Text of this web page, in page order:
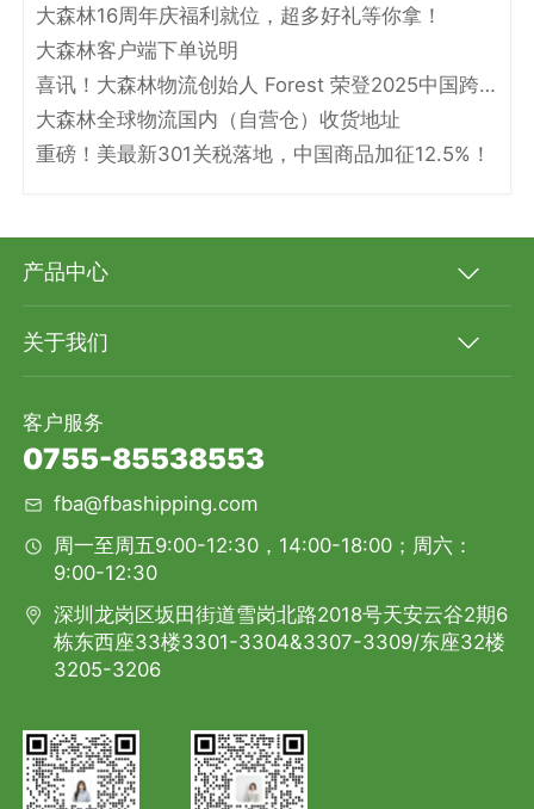
大森林16周年庆福利就位，超多好礼等你拿！
大森林客户端下单说明
喜讯！大森林物流创始人 Forest 荣登2025中国跨境电商物流名人堂！
大森林全球物流国内（自营仓）收货地址
重磅！美最新301关税落地，中国商品加征12.5%！
产品中心
关于我们
客户服务
0755-85538553
fba@fbashipping.com
周一至周五9:00-12:30，14:00-18:00；周六：
9:00-12:30
深圳龙岗区坂田街道雪岗北路2018号天安云谷2期6
栋东西座33楼3301-3304&3307-3309/东座32楼
3205-3206